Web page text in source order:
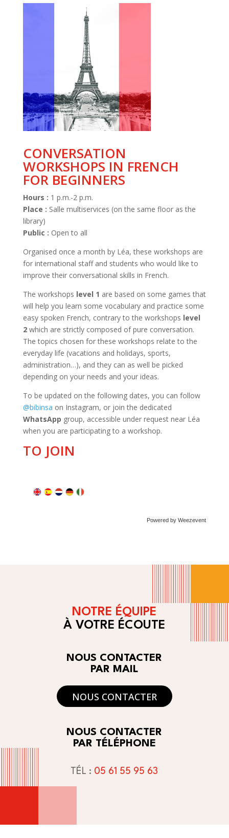
CONVERSATION
WORKSHOPS IN FRENCH
FOR BEGINNERS
Hours : 1 p.m.-2 p.m.
Place : Salle multiservices (on the same floor as the
library)
Public : Open to all
Organised once a month by Léa, these workshops are
for international staff and students who would like to
improve their conversational skills in French.
The workshops level 1 are based on some games that
will help you learn some vocabulary and practice some
easy spoken French, contrary to the workshops level
2which are strictly composed of pure conversation.
The topics chosen for these workshops relate to the
everyday life (vacations and holidays, sports,
administration…), and they can as well be picked
depending on your needs and your ideas.
To be updated on the following dates, you can follow
@bibinsa on Instagram, or join the dedicated
WhatsApp group, accessible under request near Léa
when you are participating to a workshop.
TO JOIN
Powered by Weezevent
NOTRE ÉQUIPE
À VOTRE ÉCOUTE
NOUS CONTACTER
PAR MAIL
NOUS CONTACTER
NOUS CONTACTER
PAR TÉLÉPHONE
TÉL : 05 61 55 95 63